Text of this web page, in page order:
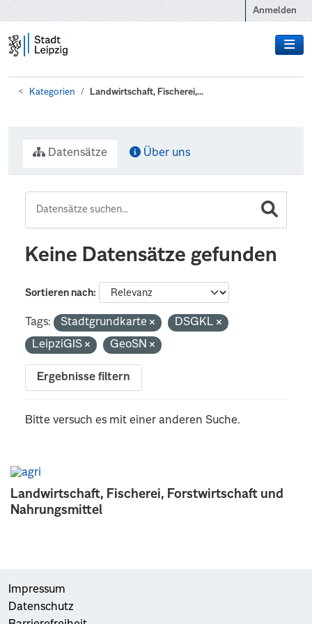
Anmelden
Kategorien Landwirtschaft, Fischerei,...
Landwirtschaft, Fischerei, Forstwirtschaft und
Nahrungsmittel
Datensätze Über uns
Keine Datensätze gefunden
Sortieren nach
Tags: Stadtgrundkarte
DSGKL
LeipziGIS
GeoSN
Ergebnisse filtern
Bitte versuch es mit einer anderen Suche.
Impressum
Datenschutz